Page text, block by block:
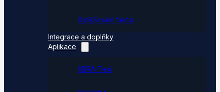
Vytěžování faktur
Integrace a doplňky
Aplikace
ABRA Flexi